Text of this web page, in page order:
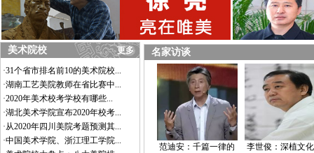
更多
美术院校
·31个省市排名前10的美术院校...
·湖南工艺美院教师在省比赛中...
·2020年美术校考学校有哪些...
·湖北美术学院宣布2020年校考...
·从2020年四川美院考题预测其...
·中国美术学院、浙江理工学院...
名家访谈
范迪安：千篇一律的
李世俊：深植文